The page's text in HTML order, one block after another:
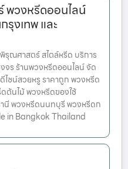
วงหรีดออนไลน์
งเทพ และ
ณศาสตร์ สไตล์หรีด บริการ
ร ร้านพวงหรีดออนไลน์ จัด
ซน์สวยหรู ราคาถูก พวงหรีด
ต้นไม้ พวงหรีดของใช้
นี พวงหรีดนนทบุรี พวงหรีดก
in Bangkok Thailand